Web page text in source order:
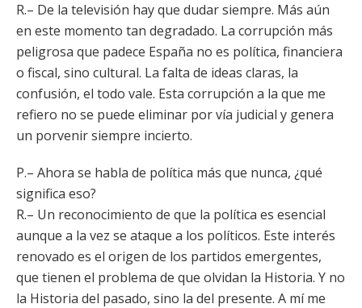
R.– De la televisión hay que dudar siempre. Más aún
en este momento tan degradado. La corrupción más
peligrosa que padece España no es política, financiera
o fiscal, sino cultural. La falta de ideas claras, la
confusión, el todo vale. Esta corrupción a la que me
refiero no se puede eliminar por vía judicial y genera
un porvenir siempre incierto.
P.– Ahora se habla de política más que nunca, ¿qué
significa eso?
R.– Un reconocimiento de que la política es esencial
aunque a la vez se ataque a los políticos. Este interés
renovado es el origen de los partidos emergentes,
que tienen el problema de que olvidan la Historia. Y no
la Historia del pasado, sino la del presente. A mí me